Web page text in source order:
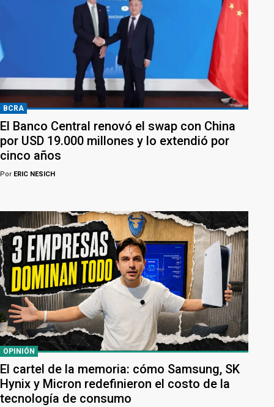
BCRA
El Banco Central renovó el swap con China
por USD 19.000 millones y lo extendió por
cinco años
Por ERIC NESICH
OPINIÓN
El cartel de la memoria: cómo Samsung, SK
Hynix y Micron redefinieron el costo de la
tecnología de consumo